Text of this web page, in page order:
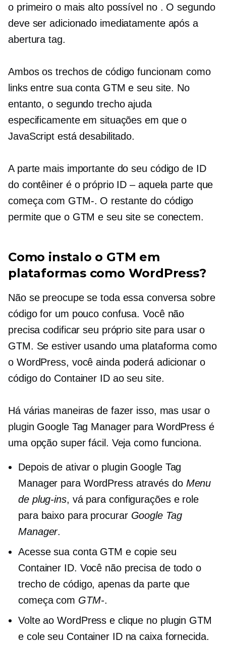
o primeiro o mais alto possível no . O segundo
deve ser adicionado imediatamente após a
aberturatag.
Ambos os trechos de código funcionam como
links entre sua conta GTM e seu site. No
entanto, o segundo trecho ajuda
especificamente em situações em que o
JavaScript está desabilitado.
A parte mais importante do seu código de ID
do contêiner é o próprio ID – aquela parte que
começa com GTM-. O restante do código
permite que o GTM e seu site se conectem.
Como instalo o GTM em
plataformas como WordPress?
Não se preocupe se toda essa conversa sobre
código for um pouco confusa. Você não
precisa codificar seu próprio site para usar o
GTM. Se estiver usando uma plataforma como
o WordPress, você ainda poderá adicionar o
código do Container ID ao seu site.
Há várias maneiras de fazer isso, mas usar o
plugin Google Tag Manager para WordPress é
uma opção super fácil. Veja como funciona.
Depois de ativar o plugin Google Tag
Manager para WordPress através do Menu
de plug-ins, vá para configurações e role
para baixo para procurar Google Tag
Manager.
Acesse sua conta GTM e copie seu
Container ID. Você não precisa de todo o
trecho de código, apenas da parte que
começa com GTM-.
Volte ao WordPress e clique no plugin GTM
e cole seu Container ID na caixa fornecida.